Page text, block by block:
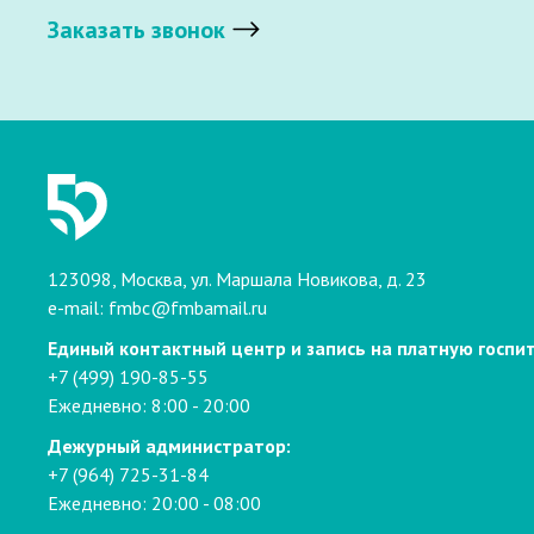
Заказать звонок
123098, Москва, ул. Маршала Новикова, д. 23
e-mail: fmbc@fmbamail.ru
Единый контактный центр и запись на платную
+7 (499) 190-85-55
Ежедневно: 8:00 - 20:00
Дежурный администратор:
+7 (964) 725-31-84
Ежедневно: 20:00 - 08:00